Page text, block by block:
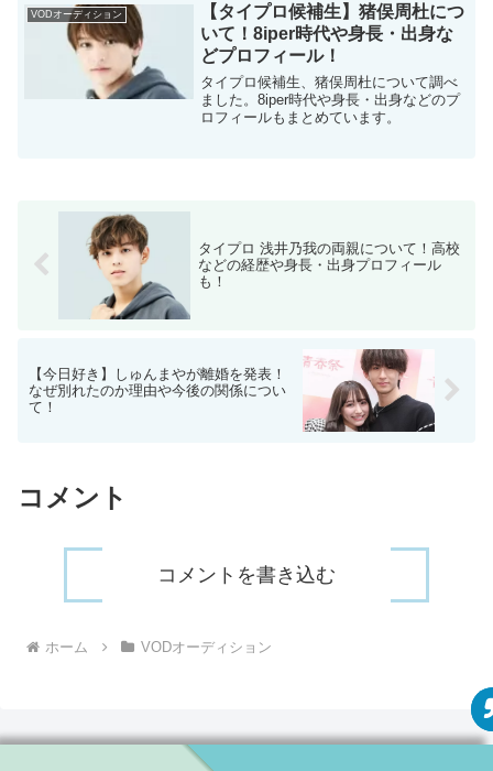
VODオーディション
【タイプロ候補生】猪俣周杜につ
いて！8iper時代や身長・出身な
どプロフィール！
タイプロ候補生、猪俣周杜について調べ
ました。8iper時代や身長・出身などのプ
ロフィールもまとめています。
タイプロ 浅井乃我の両親について！高校
などの経歴や身長・出身プロフィール
も！
【今日好き】しゅんまやが離婚を発表！
なぜ別れたのか理由や今後の関係につい
て！
コメント
コメントを書き込む
ホーム VODオーディション